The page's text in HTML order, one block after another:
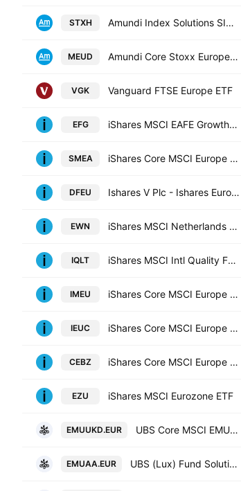
STXH Amundi Index Solutions SICAV - Amundi Core Stoxx Europe 600 UCITS ETF Monthly Hedged to EUR - Dist- Distribution
MEUD Amundi Core Stoxx Europe 600 -UCITS ETF Acc- Capitalisation
VGK Vanguard FTSE Europe ETF
EFG iShares MSCI EAFE Growth ETF
SMEA iShares Core MSCI Europe UCITS ETF EUR (Acc)
DFEU Ishares V Plc - Ishares Europe Defence Ucits ETF Accum Shs EUR
EWN iShares MSCI Netherlands ETF
IQLT iShares MSCI Intl Quality Factor ETF
IMEU iShares Core MSCI Europe UCITS ETF
IEUC iShares Core MSCI Europe UCITS ETF AccumHedged CHF
CEBZ iShares Core MSCI Europe UCITS ETF Accum- EUR
EZU iShares MSCI Eurozone ETF
EMUUKD.EUR UBS Core MSCI EMU UCITS ETF-EUR Ukdis- Distribution
EMUAA.EUR UBS (Lux) Fund Solutions SICAV - MSCI EMU UCITS ETF